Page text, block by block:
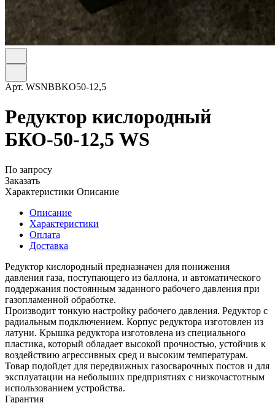
Арт. WSNBBKO50-12,5
Редуктор кислородный
БКО-50-12,5 WS
По запросу
Заказать
Характеристики Описание
Описание
Характеристики
Оплата
Доставка
Редуктор кислородный предназначен для понижения
давления газа, поступающего из баллона, и автоматического
поддержания постоянным заданного рабочего давления при
газопламенной обработке.
Производит тонкую настройку рабочего давления. Редуктор с
радиальным подключением. Корпус редуктора изготовлен из
латуни. Крышка редуктора изготовлена из специального
пластика, который обладает высокой прочностью, устойчив к
воздействию агрессивных сред и высоким температурам.
Товар подойдет для передвижных газосварочных постов и для
эксплуатации на небольших предприятиях с низкочастотным
использованием устройства.
Гарантия